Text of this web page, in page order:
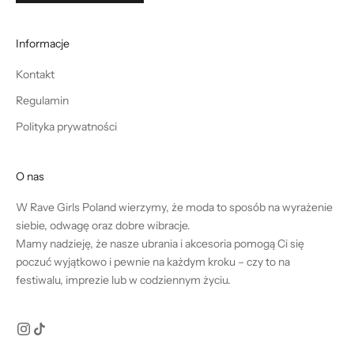
Informacje
Kontakt
Regulamin
Polityka prywatności
O nas
W Rave Girls Poland wierzymy, że moda to sposób na wyrażenie
siebie, odwagę oraz dobre wibracje.
Mamy nadzieję, że nasze ubrania i akcesoria pomogą Ci się
poczuć wyjątkowo i pewnie na każdym kroku – czy to na
festiwalu, imprezie lub w codziennym życiu.